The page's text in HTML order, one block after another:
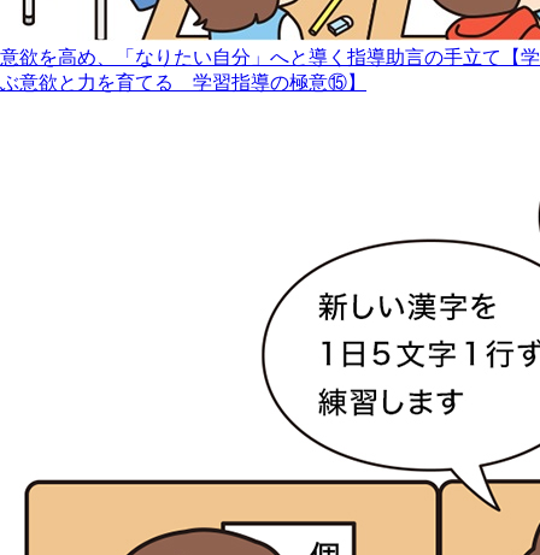
意欲を高め、「なりたい自分」へと導く指導助言の手立て【学
ぶ意欲と力を育てる 学習指導の極意⑮】